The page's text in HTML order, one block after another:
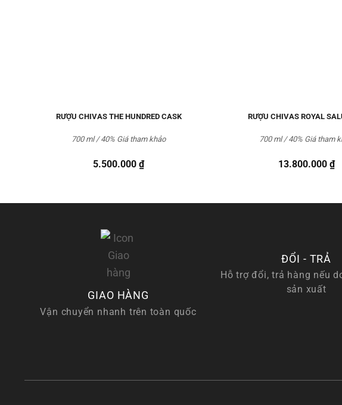
RƯỢU CHIVAS THE HUNDRED CASK
5.500.000₫
700 ml / 40% Giá tham khảo
RƯỢU CHIVAS ROYAL
13.800.000 ₫
700 ml / 40% Giá tham
GIAO HÀNG
Vận chuyển nhanh trên toàn quốc
ĐỔI - TRẢ
Hỗ trợ đổi, trả hàng nếu
sản xuất